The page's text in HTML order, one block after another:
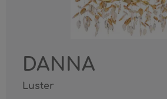
DANNA
Luster